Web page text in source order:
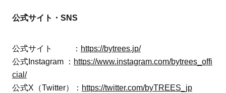
公式サイト・SNS
公式サイト ： https://bytrees.jp/
公式Instagram ： https://www.instagram.com/bytrees_offi
cial/
公式X（Twitter）： https://twitter.com/byTREES_jp